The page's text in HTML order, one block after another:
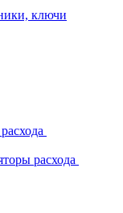
ключи
расхода